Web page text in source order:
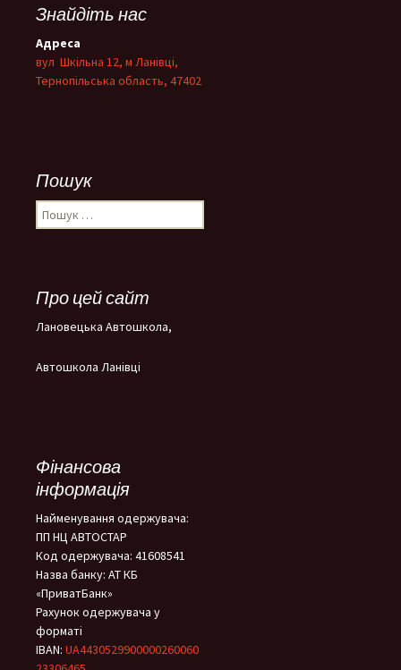
Знайдіть нас
Адреса
вул Шкільна 12, м Ланівці,
Тернопільська область, 47402
Пошук
Пошук:
Про цей сайт
Лановецька Автошкола,
Автошкола Ланівці
Фінансова
інформація
Найменування одержувача:
ПП НЦ АВТОСТАР
Код одержувача: 41608541
Назва банку: АТ КБ
«ПриватБанк»
Рахунок одержувача у
форматі
IBAN: UA4430529900000260060